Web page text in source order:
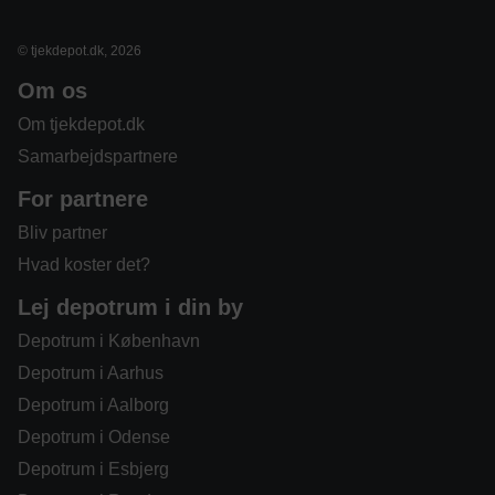
© tjekdepot.dk, 2026
Om os
Om tjekdepot.dk
Samarbejdspartnere
For partnere
Bliv partner
Hvad koster det?
Lej depotrum i din by
Depotrum i København
Depotrum i Aarhus
Depotrum i Aalborg
Depotrum i Odense
Depotrum i Esbjerg